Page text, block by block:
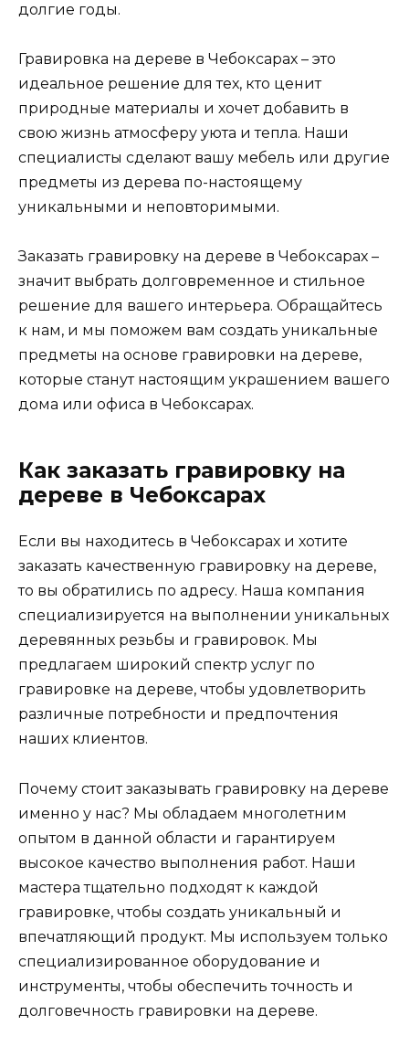
долгие годы.
Гравировка на дереве в Чебоксарах – это
идеальное решение для тех, кто ценит
природные материалы и хочет добавить в
свою жизнь атмосферу уюта и тепла. Наши
специалисты сделают вашу мебель или другие
предметы из дерева по-настоящему
уникальными и неповторимыми.
Заказать гравировку на дереве в Чебоксарах –
значит выбрать долговременное и стильное
решение для вашего интерьера. Обращайтесь
к нам, и мы поможем вам создать уникальные
предметы на основе гравировки на дереве,
которые станут настоящим украшением вашего
дома или офиса в Чебоксарах.
Как заказать гравировку на
дереве в Чебоксарах
Если вы находитесь в Чебоксарах и хотите
заказать качественную гравировку на дереве,
то вы обратились по адресу. Наша компания
специализируется на выполнении уникальных
деревянных резьбы и гравировок. Мы
предлагаем широкий спектр услуг по
гравировке на дереве, чтобы удовлетворить
различные потребности и предпочтения
наших клиентов.
Почему стоит заказывать гравировку на дереве
именно у нас? Мы обладаем многолетним
опытом в данной области и гарантируем
высокое качество выполнения работ. Наши
мастера тщательно подходят к каждой
гравировке, чтобы создать уникальный и
впечатляющий продукт. Мы используем только
специализированное оборудование и
инструменты, чтобы обеспечить точность и
долговечность гравировки на дереве.